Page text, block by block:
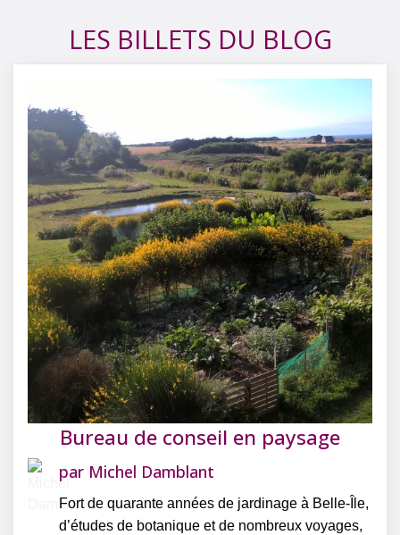
LES BILLETS DU BLOG
Bureau de conseil en paysage
par Michel Damblant
Fort de quarante années de jardinage à Belle-Île,
d’études de botanique et de nombreux voyages,